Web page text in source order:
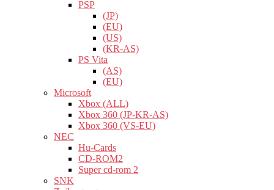
PSP
(JP)
(EU)
(US)
(KR-AS)
PS Vita
(AS)
(EU)
Microsoft
Xbox (ALL)
Xbox 360 (JP-KR-AS)
Xbox 360 (VS-EU)
NEC
Hu-Cards
CD-ROM2
Super cd-rom 2
SNK